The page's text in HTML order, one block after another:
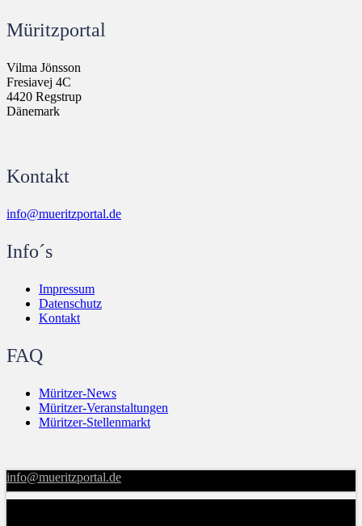
Müritzportal
Vilma Jönsson
Fresiavej 4C
4420 Regstrup
Dänemark
Kontakt
info@mueritzportal.de
Info´s
Impressum
Datenschutz
Kontakt
FAQ
Müritzer-News
Müritzer-Veranstaltungen
Müritzer-Stellenmarkt
info@mueritzportal.de